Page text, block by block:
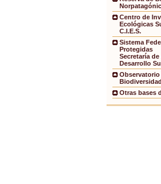
Centro de
Ecológicas
C.I.E.S.
Sistema
Protegidas
Secretaría
Desarrollo
Biodiversidad
Otras bases